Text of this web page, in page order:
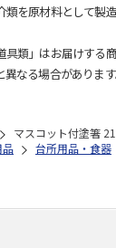
を原材料として製
類」はお届けする
なる場合があります
マスコット付塗箸
品 台所用品・食器